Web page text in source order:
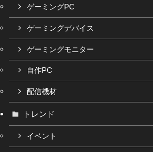
ゲーミングPC
ゲーミングデバイス
ゲーミングモニター
自作PC
配信機材
トレンド
イベント